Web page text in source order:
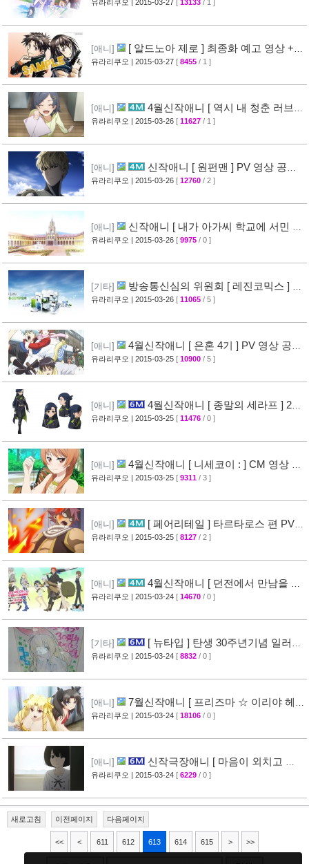
PV 영상 공개 [36]
유라리쿠오 | 2015-03-27 [ 13133 / 1 ]
[애니]
[ 알드노아 제로 ] 최종화 예고 영상 +
만화 신작 발매 정보 [40]
유라리쿠오 | 2015-03-27 [ 8455 / 1 ]
[애니]
4월신작애니 [ 역시 내 청춘 러브코
메디는 잘못됐다 속 ] 2차 PV 영상 공개
유라리쿠오 | 2015-03-26 [ 11627 / 1 ]
[애니]
신작애니 [ 원펀맨 ] PV 영상 공개 (
onepunchman ) [49]
유라리쿠오 | 2015-03-26 [ 12760 / 2 ]
[애니]
신작애니 [ 내가 아가씨 학교에 서민 샘
플로 겟츠당한 사건 ] 티저 영상 공개
유라리쿠오 | 2015-03-26 [ 9975 / 0 ]
[기타]
방송통신심의 위원회 [ 레진코믹스 ] 접
속 차단 보류 소식 [51]
유라리쿠오 | 2015-03-26 [ 11065 / 5 ]
[애니]
4월신작애니 [ 은혼 4기 ] PV 영상 공
개 [67]
유라리쿠오 | 2015-03-25 [ 10900 / 5 ]
[애니]
4월신작애니 [ 종말의 세라프 ] 2차
PV 영상 공개 [32]
유라리쿠오 | 2015-03-25 [ 11476 / 0 ]
[애니]
4월신작애니 [ 니세코이 : ] CM 영상 공
개 [47]
유라리쿠오 | 2015-03-25 [ 9311 / 3 ]
[애니]
[ 페어리테일 ] 타르타로스 편 PV
영상 공개 ( FAIRY TAIL ) [32]
유라리쿠오 | 2015-03-25 [ 8127 / 2 ]
[애니]
4월신작애니 [ 던전에서 만남을 추
구하면 안되는 걸까? ] 2차 PV 영상 공개
유라리쿠오 | 2015-03-24 [ 14670 / 0 ]
[기타]
[ 뉴타입 ] 탄생 30주년기념 일러스
트 + [ A-1 Pictures ] 10주년 기념 일러스트 공
유라리쿠오 | 2015-03-24 [ 8832 / 0 ]
[애니]
7월신작애니 [ 프리즈마 ☆ 이리야 헤
르츠! ] 티저 영상 공개 (Fate/kaleid liner)
유라리쿠오 | 2015-03-24 [ 18106 / 0 ]
[애니]
신작극장애니 [ 마음이 외치고 싶
어한다 ] PV 영상 + 주요 성우진 명단 공개
유라리쿠오 | 2015-03-24 [ 6229 / 0 ]
새로고침 이전페이지 다음페이지
<< < 611 612 613 614 615 > >>